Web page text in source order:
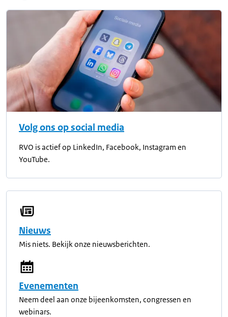
Volg ons op social media
RVO is actief op LinkedIn, Facebook, Instagram en
YouTube.
Nieuws
Mis niets. Bekijk onze nieuwsberichten.
Evenementen
Neem deel aan onze bijeenkomsten, congressen en
webinars.